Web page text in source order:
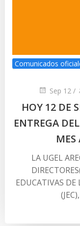
Comunicados
Sep 12 /
HOY 12 DE
ENTREGA
MES
LA UGEL
EDUCATIVAS DE